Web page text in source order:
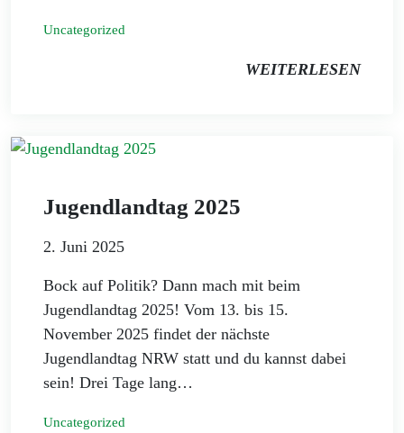
Uncategorized
WEITERLESEN
Jugendlandtag 2025
2. Juni 2025
Bock auf Politik? Dann mach mit beim
Jugendlandtag 2025! Vom 13. bis 15.
November 2025 findet der nächste
Jugendlandtag NRW statt und du kannst dabei
sein! Drei Tage lang…
Uncategorized